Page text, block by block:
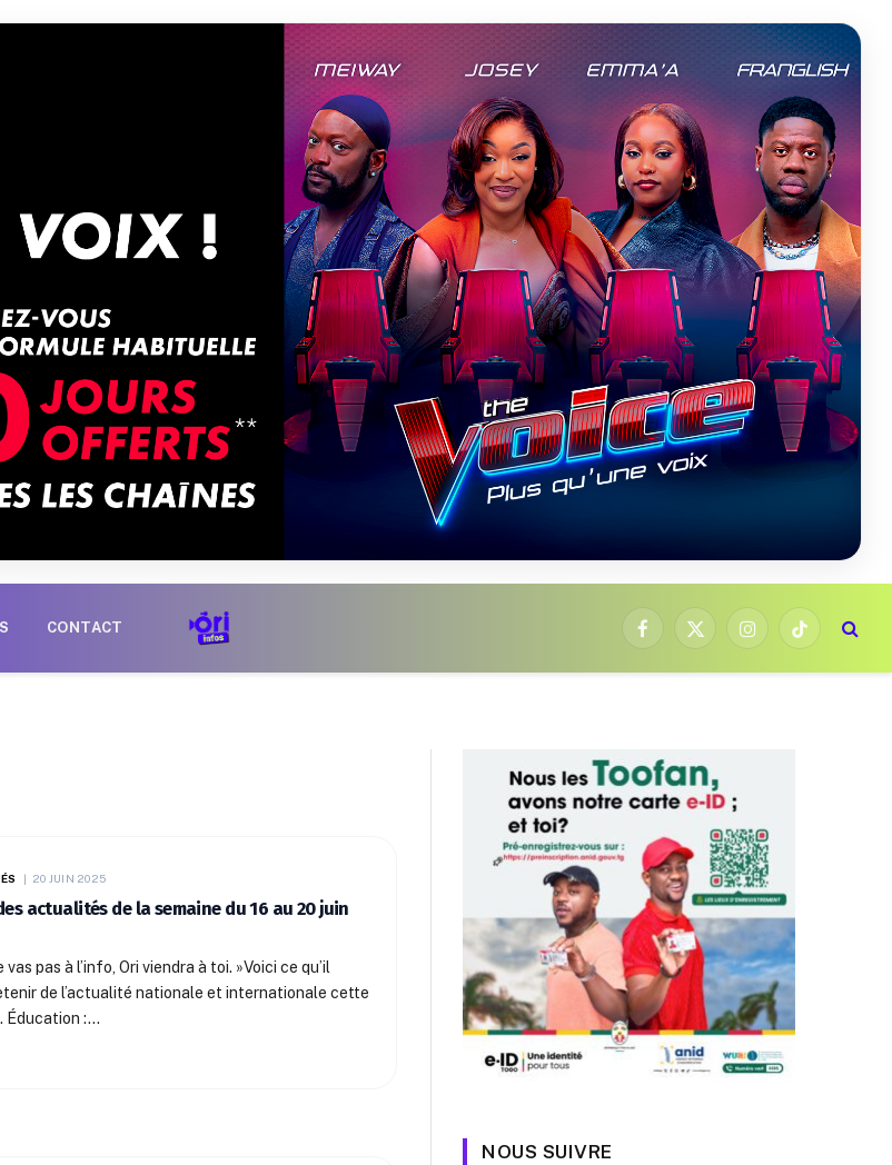
CONTACT
Facebook
X
InstagramTikTok
20 JUIN 2025
actualités de la semaine du 16 au 20 juin
vas pas à l’info, Ori viendra à toi. »Voici ce qu’il
de l’actualité nationale et internationale cette
Éducation :…
NOUS SUIVRE